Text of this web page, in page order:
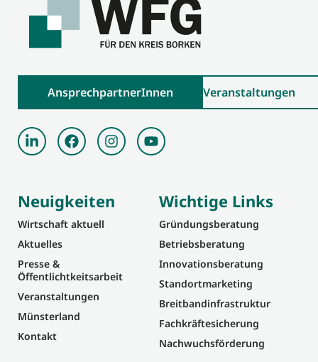
AnsprechpartnerInnen Veranstaltungen
Neuigkeiten
Wirtschaft aktuell
Aktuelles
Presse &
Öffentlichtkeitsarbeit
Veranstaltungen
Münsterland
Kontakt
Wichtige Links
Gründungsberatung
Betriebsberatung
Innovationsberatung
Standortmarketing
Breitbandinfrastruktur
Fachkräftesicherung
Nachwuchsförderung